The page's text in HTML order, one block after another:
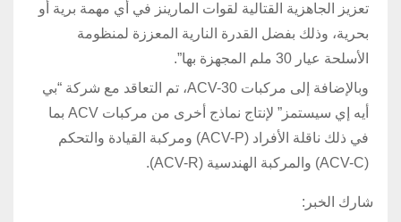
تعزيز الجاهزية القتالية لقوات المارينز في أي مهمة برية أو
بحرية، وذلك بفضل القدرة النارية المعززة لمنظومة
الأسلحة عيار 30 ملم المجهزة بها”.
وبالإضافة إلى مركبات ACV-30، تم التعاقد مع شركة “بي
أيه إي سيستمز” لإنتاج نماذج أخرى من مركبات ACV بما
في ذلك ناقلة الأفراد (ACV-P) ومركبة القيادة والتحكم
(ACV-C) والمركبة الهندسية (ACV-R).
شارك الخبر: